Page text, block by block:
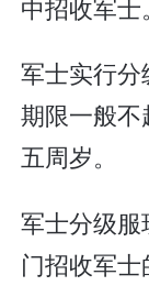
中招收军士。
军士实行
期限一般
五周岁。
军士分级
门招收军